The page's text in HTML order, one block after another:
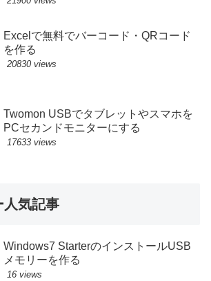
Excelで無料でバーコード・QRコード
を作る
20830 views
Twomon USBでタブレットやスマホを
PCセカンドモニターにする
17633 views
人気記事
Windows7 StarterのインストールUSB
メモリーを作る
16 views